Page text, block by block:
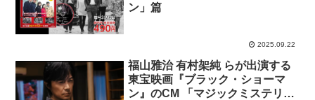
ン」篇
2025.09.22
福山雅治 有村架純 らが出演する
東宝映画『ブラック・ショーマ
ン』のCM 「マジックミステリ